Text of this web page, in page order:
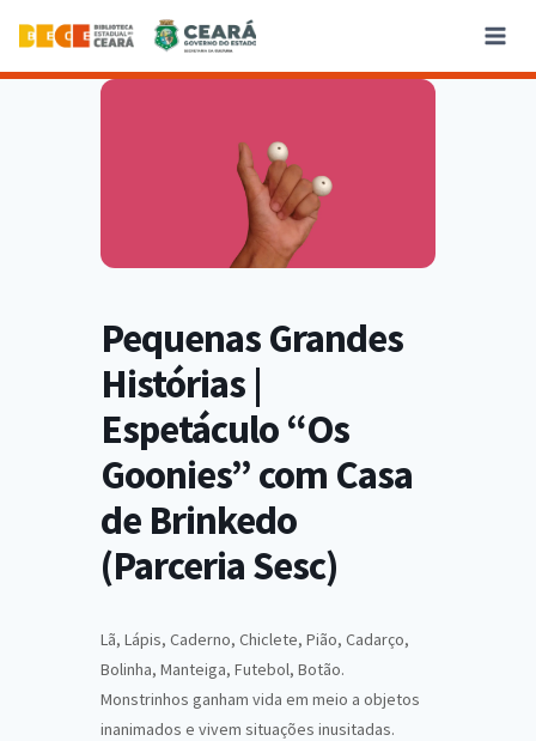
Pequenas Grandes
Histórias |
Espetáculo “Os
Goonies” com Casa
de Brinkedo
(Parceria Sesc)
Lã, Lápis, Caderno, Chiclete, Pião, Cadarço,
Bolinha, Manteiga, Futebol, Botão.
Monstrinhos ganham vida em meio a objetos
inanimados e vivem situações inusitadas.